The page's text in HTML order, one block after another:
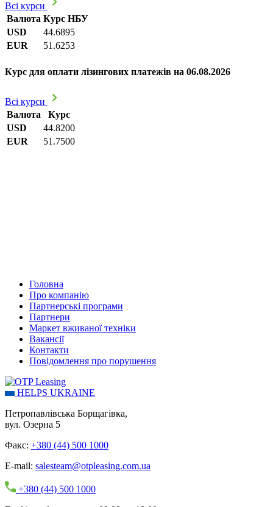
Всі курси
Валюта Курс НБУ
USD
44.6895
EUR
51.6253
Курс для оплати лізингових платежів на 06.08.2026
Всі курси
Валюта
Курс
USD
44.8200
EUR
51.7500
Головна
Про компанію
Партнерські програми
Партнери
Маркет вживаної техніки
Вакансії
Контакти
Повідомлення про порушення
HELPS UKRAINE
Петропавлівська Борщагівка,
вул. Озерна 5
Факс: +380 (44) 500 1000
E-mail: salesteam@otpleasing.com.ua
+380 (44) 500 1000